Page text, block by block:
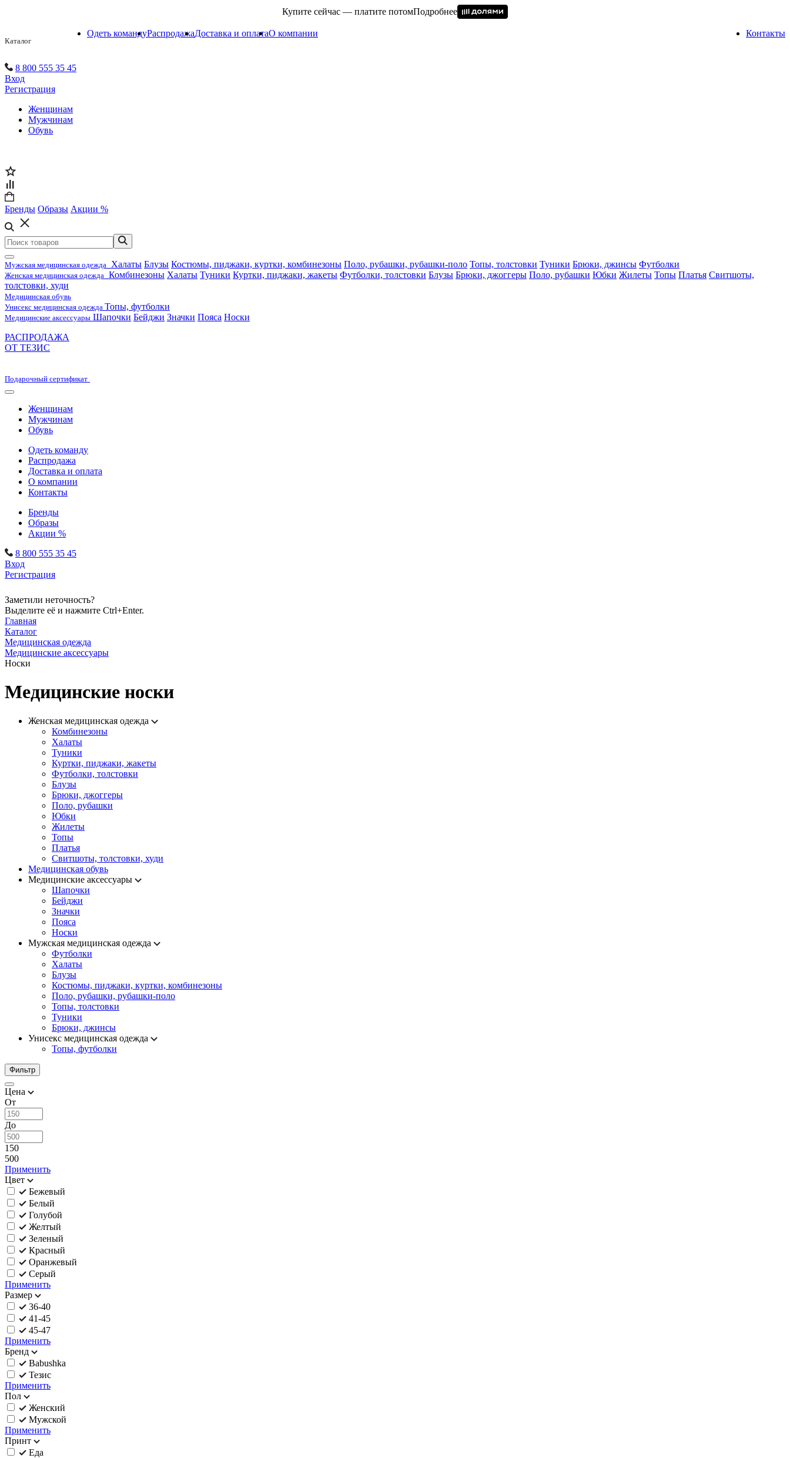
Купите сейчас — платите потомПодробнее
Каталог
Одеть командуРаспродажаДоставка и оплатаО компании Контакты
8 800 555 35 45
Вход
Регистрация
Женщинам
Мужчинам
Обувь
Бренды Образы Акции %
Мужская медицинская одежда Халаты Блузы Костюмы, пиджаки, куртки, комбинезоны Поло, рубашки, рубашки-поло Топы, толстовки Туники Брюки, джинсы Футболки
Женская медицинская одежда Комбинезоны Халаты Туники Куртки, пиджаки, жакеты Футболки, толстовки Блузы Брюки, джоггеры Поло, рубашки Юбки Жилеты Топы Платья Свитшоты,
толстовки, худи
Медицинская обувь
Унисекс медицинская одежда Топы, футболки
Медицинские аксессуары Шапочки Бейджи Значки Пояса Носки
РАСПРОДАЖА
ОТ ТЕЗИС
Подарочный сертификат
Женщинам
Мужчинам
Обувь
Одеть команду
Распродажа
Доставка и оплата
О компании
Контакты
Бренды
Образы
Акции %
8 800 555 35 45
Вход
Регистрация
Заметили неточность?
Выделите её и нажмите Ctrl+Enter.
Главная
Каталог
Медицинская одежда
Медицинские аксессуары
Носки
Медицинские носки
Женская медицинская одежда
Комбинезоны
Халаты
Туники
Куртки, пиджаки, жакеты
Футболки, толстовки
Блузы
Брюки, джоггеры
Поло, рубашки
Юбки
Жилеты
Топы
Платья
Свитшоты, толстовки, худи
Медицинская обувь
Медицинские аксессуары
Шапочки
Бейджи
Значки
Пояса
Носки
Мужская медицинская одежда
Футболки
Халаты
Блузы
Костюмы, пиджаки, куртки, комбинезоны
Поло, рубашки, рубашки-поло
Топы, толстовки
Туники
Брюки, джинсы
Унисекс медицинская одежда
Топы, футболки
Фильтр
Цена
От
До
150
500
Применить
Цвет
Бежевый
Белый
Голубой
Желтый
Зеленый
Красный
Оранжевый
Серый
Применить
Размер
36-40
41-45
45-47
Применить
Бренд
Babushka
Тезис
Применить
Пол
Женский
Мужской
Применить
Принт
Еда